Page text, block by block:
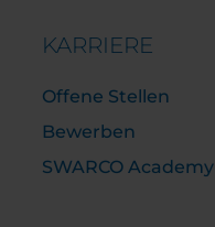
KARRIERE
Offene Stellen
Bewerben
SWARCO Academy